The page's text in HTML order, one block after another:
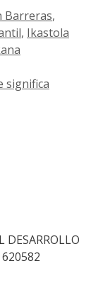
Barreras,
, Ikastola
significa
DESARROLLO
620582